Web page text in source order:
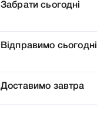
Забрати сьогодні
Відправимо сьогодні
Доставимо завтра